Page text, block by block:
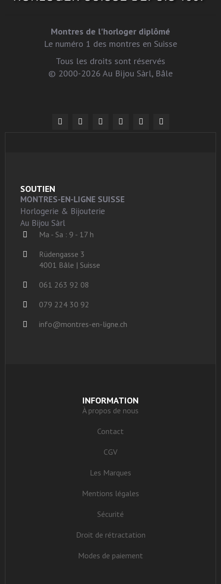
Montres de l'horloger diplômé
Le numéro 1 des montres en Suisse
Tous les droits sont réservés
© 2000-2026 Au Bijou Sàrl, Bâle
SOUTIEN
MONTRES-EN-LIGNE SUISSE
Horlogerie & Bijouterie
Au Bijou Sàrl
Ma - Sa : 9 - 17 h
Rüdengasse 3
4001 Bâle | Suisse
061 263 92 08
079 224 30 92
info@montres-en-ligne.ch
INFORMATION
À propos de nous
Contact
CGV
Les Marques
Mentions légales
Sécurité
Droit de rétractation
Modes de paiement